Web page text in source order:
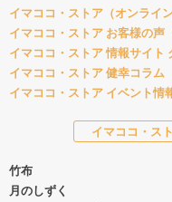
イマココ・ストア（オンライ
イマココ・ストア お客様の声
イマココ・ストア 情報サイト
イマココ・ストア 健幸コラム
イマココ・ストア イベント情
イマココ・ス
竹布
月のしずく